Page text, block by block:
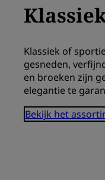
Klassiek of
gesneden,
en broeken zijn
elegantie te
Bekijk het